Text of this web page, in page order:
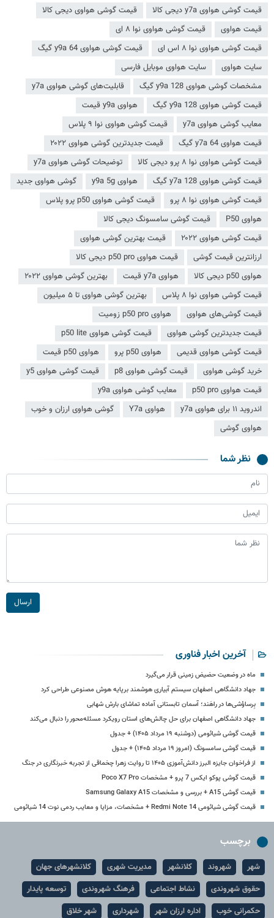
قیمت گوشی هواوی y7a دیجی کالا
قیمت گوشی هواوی دیجی کالا
قیمت هواوی
قیمت گوشی هواوی نوا ۸ ای
قیمت گوشی هواوی نوا ۸ اس ای
قیمت گوشی هواوی y9a 64 گیگ
سایت هواوی
سایت هواوی موبایل فارسی
مشخصات گوشی هواوی y9a 128 گیگ
قابلیت‌های گوشی هواوی y7a
قیمت گوشی هواوی y9a 128 گیگ
هواوی y9a قیمت
معایب گوشی هواوی y7a
قیمت گوشی هواوی نوا ۹ پلاس
قیمت هواوی y7a 64 گیگ
قیمت جدیدترین گوشی هواوی ۲۰۲۲
قیمت گوشی هواوی نوا ۸ پرو دیجی کالا
توضیحات گوشی هواوی y7a
قیمت گوشی هواوی y7a 128 گیگ
هواوی y9a 5g
گوشی هواوی جدید
قیمت گوشی هواوی نوا ۸ پرو
قیمت گوشی هواوی p50 پرو پلاس
هواوی P50
قیمت گوشی سامسونگ دیجی کالا
قیمت گوشی هواوی ۲۰۲۲
قیمت بهترین گوشی هواوی
ارزانترین قیمت گوشی
قیمت هواوی p50 pro دیجی کالا
هواوی p50 دیجی کالا
هواوی y7a قیمت
بهترین گوشی هواوی ۲۰۲۲
قیمت گوشی هواوی نوا ۸ پلاس
بهترین گوشی هواوی تا ۵ میلیون
قیمت گوشی‌های هواوی
هواوی p50 pro زومیت
قیمت جدیدترین گوشی هواوی
قیمت گوشی هواوی p50 lite
قیمت گوشی هواوی قدیمی
هواوی p50 پرو
هواوی p50 قیمت
خرید گوشی هواوی
قیمت گوشی هواوی p8
قیمت گوشی هواوی y5
قیمت هواوی p50 pro
معایب گوشی هواوی y9a
اندروید ۱۱ برای هواوی y7a
هواوی Y7a
گوشی هواوی ارزان و خوب
هواوی گوشی
نظر شما
ارسال
آخرین اخبار فناوری
ماه در وضعیت حضیض زمینی قرار می‌گیرد
جهاد دانشگاهی اصفهان سیستم آبیاری هوشمند برپایه هوش مصنوعی طراحی کرد
بِرساوُشی‌ها در راهَند؛ آسمان تابستانی آماده تماشای بارش شهابی
جهاد دانشگاهی اصفهان برای حل چالش‌های استان رویکرد مسئله‌محور را دنبال می‌کند
قیمت گوشی شیائومی (دوشنبه ۱۹ مرداد ۱۴۰۵) + جدول
قیمت گوشی سامسونگ (امروز ۱۹ مرداد ۱۴۰۵) + جدول
از فراخوان جایزه البرز دانش‌آموزی ۱۴۰۵ تا روایت زهرا چخماقی از تجربه خبرنگاری در جنگ
قیمت گوشی پوکو ایکس 7 پرو + مشخصات Poco X7 Pro
قیمت گوشی A15 + بررسی و مشخصات Samsung Galaxy A15
قیمت گوشی شیائومی Redmi Note 14 + مشخصات، مزایا و معایب ردمی نوت 14 شیائومی
برچسب
شهر شهروند کلانشهر مدیریت شهری
کلانشهرهای جهان
حقوق شهروندی
نشاط اجتماعی فرهنگ شهروندی
توسعه پایدار
حکمرانی خوب
اداره ارزان شهر شهرداری شهر خلاق